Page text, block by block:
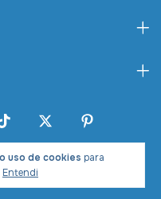
uso de cookies para
Entendi